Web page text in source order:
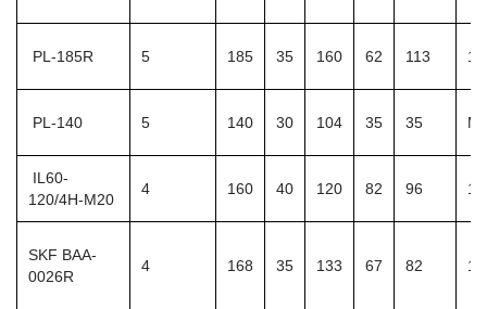
PL-185R 5 185 35 160 62 113 12
PL-140 5 140 30 104 35 35
IL60-
120/4H-M20
4 160 40 120 82 96 11
SKF BAA-
0026R
4 168 35 133 67 82